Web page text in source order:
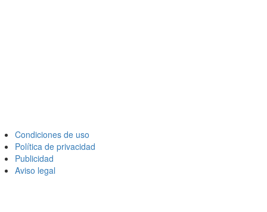
Condiciones de uso
Política de privacidad
Publicidad
Aviso legal